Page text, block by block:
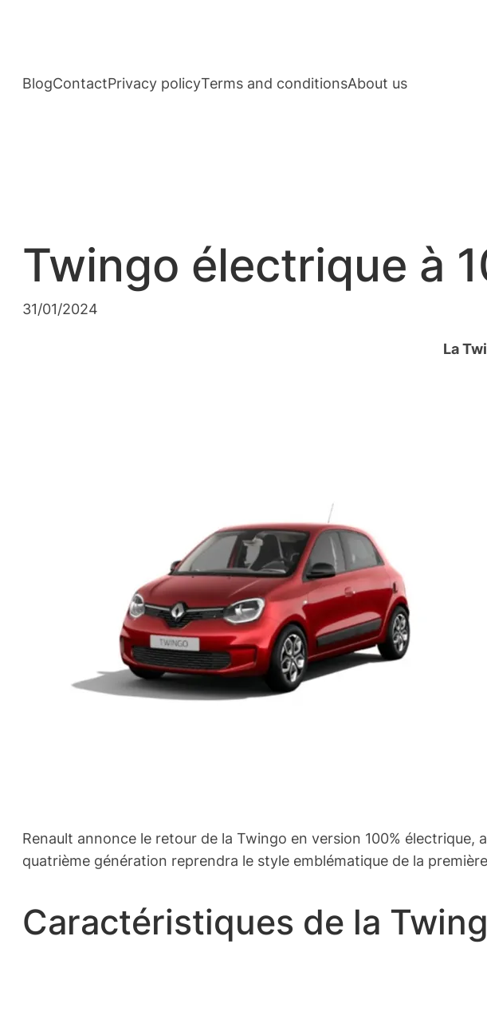
BlogContactPrivacy policyTerms and conditionsAbout us
Twingo électrique à
31/01/2024
La
Renault annonce le retour de la Twingo en version 100%
quatrième génération reprendra le style emblématique de la
Caractéristiques de la